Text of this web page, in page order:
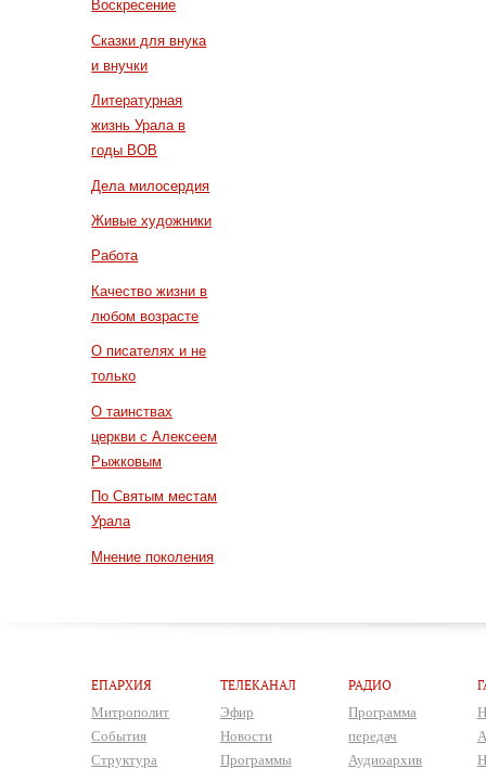
Воскресение
Сказки для внука
и внучки
Литературная
жизнь Урала в
годы ВОВ
Дела милосердия
Живые художники
Работа
Качество жизни в
любом возрасте
О писателях и не
только
О таинствах
церкви с Алексеем
Рыжковым
По Святым местам
Урала
Мнение поколения
ЕПАРХИЯ
Митрополит
События
Структура
ТЕЛЕКАНАЛ
Эфир
Новости
Программы
РАДИО
Программа
передач
Аудиоархив